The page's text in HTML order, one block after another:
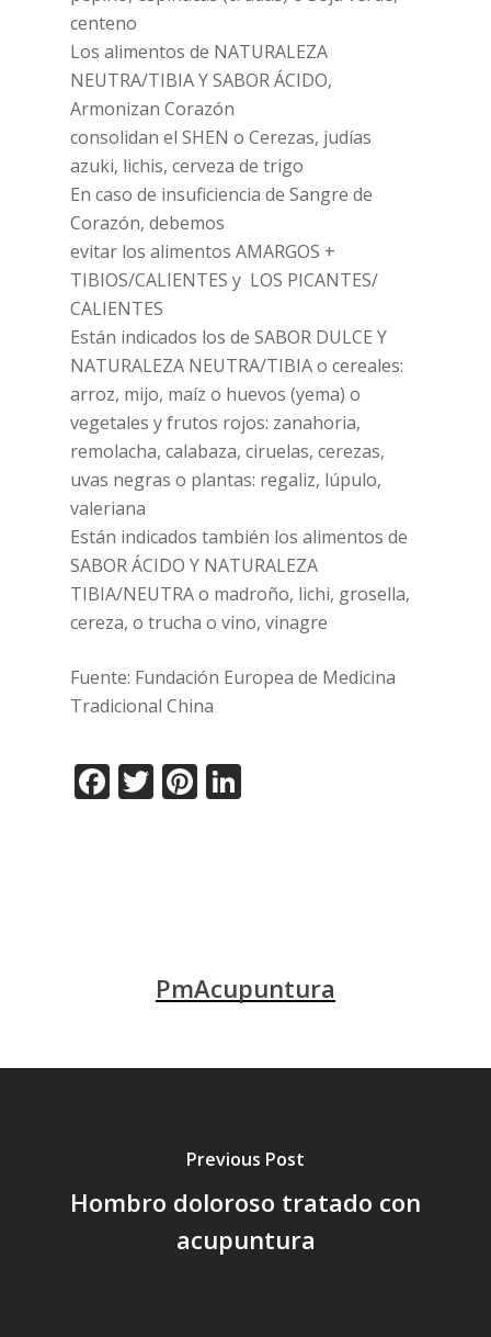
centeno
Los alimentos de NATURALEZA
NEUTRA/TIBIA Y SABOR ÁCIDO,
Armonizan Corazón
consolidan el SHEN o Cerezas, judías
azuki, lichis, cerveza de trigo
En caso de insuficiencia de Sangre de
Corazón, debemos
evitar los alimentos AMARGOS +
TIBIOS/CALIENTES y LOS PICANTES/
CALIENTES
Están indicados los de SABOR DULCE Y
NATURALEZA NEUTRA/TIBIA o cereales:
arroz, mijo, maíz o huevos (yema) o
vegetales y frutos rojos: zanahoria,
remolacha, calabaza, ciruelas, cerezas,
uvas negras o plantas: regaliz, lúpulo,
valeriana
Están indicados también los alimentos de
SABOR ÁCIDO Y NATURALEZA
TIBIA/NEUTRA o madroño, lichi, grosella,
cereza, o trucha o vino, vinagre
Fuente: Fundación Europea de Medicina
Tradicional China
Facebook
TwitterPinterest
PmAcupuntura
Previous Post
Hombro doloroso tratado con
acupuntura